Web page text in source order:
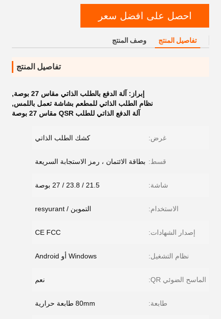
احصل على افضل سعر
تفاصيل المنتج وصف المنتج
تفاصيل المنتج
إبراز: آلة الدفع بالطلب الذاتي مقاس 27 بوصة
,
نظام الطلب الذاتي للمطعم بشاشة تعمل باللمس,
آلة الدفع الذاتي للطلب QSR مقاس 27 بوصة
غرض: كشك الطلب الذاتي
قسط: بطاقة الائتمان ، رمز الاستجابة السريعة
شاشة: 21.5 / 23.8 / 27 بوصة
الاستخدام: التموين / resyurant
إصدار الشهادات: CE FCC
نظام التشغيل: Windows أو Android
الماسح الضوئي QR: نعم
طابعة: 80mm طابعة حرارية